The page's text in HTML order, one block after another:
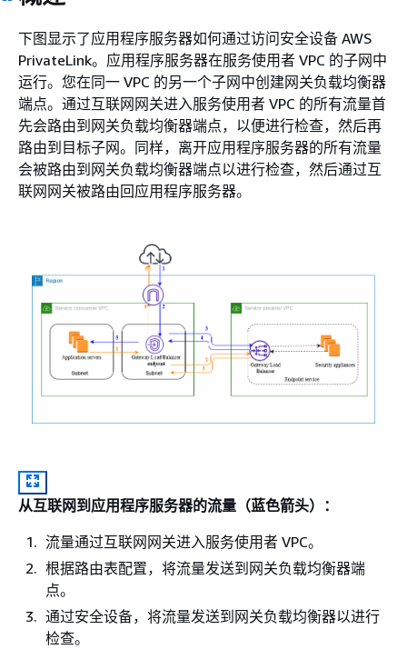
下图显示了应用程序服务器如何通过访问安全设备 AWS
PrivateLink。应用程序服务器在服务使用者 VPC 的子网中
运行。您在同一 VPC 的另一个子网中创建网关负载均衡器
端点。通过互联网网关进入服务使用者 VPC 的所有流量首
先会路由到网关负载均衡器端点，以便进行检查，然后再
路由到目标子网。同样，离开应用程序服务器的所有流量
会被路由到网关负载均衡器端点以进行检查，然后通过互
联网网关被路由回应用程序服务器。
从互联网到应用程序服务器的流量（蓝色箭头）：
流量通过互联网网关进入服务使用者 VPC。
根据路由表配置，将流量发送到网关负载均衡器端
点。
通过安全设备，将流量发送到网关负载均衡器以进行
检查。